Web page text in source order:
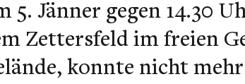
5. Jänner gegen 14.30
Zettersfeld im freien
konnte nicht